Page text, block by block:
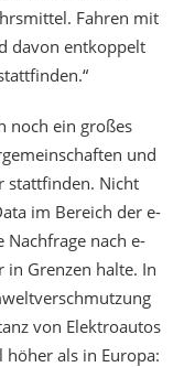
Fahren mit
davon entkoppelt
noch ein großes
und
stattfinden. Nicht
im Bereich der e-
nach e-
in Grenzen halte. In
von Elektroautos
höher als in Europa: